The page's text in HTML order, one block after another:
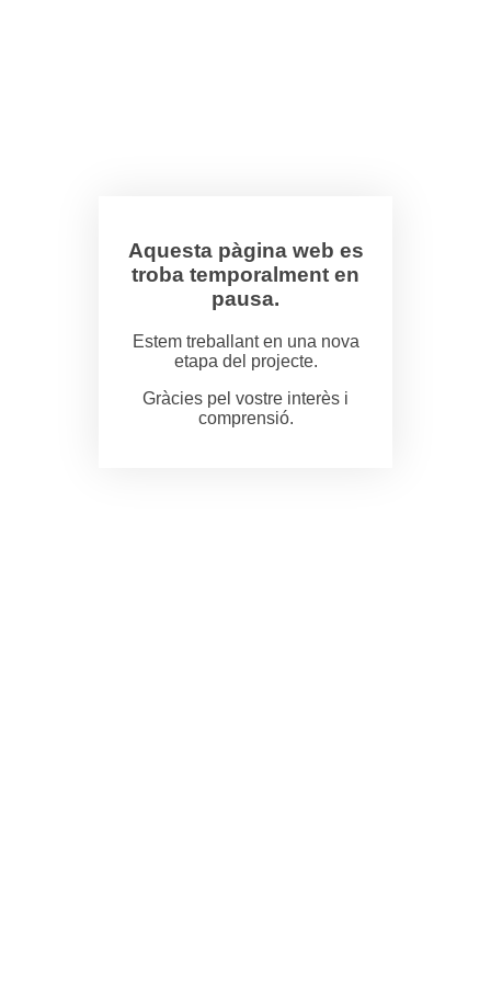
Aquesta pàgina web es
troba temporalment en
pausa.
Estem treballant en una nova
etapa del projecte.
Gràcies pel vostre interès i
comprensió.